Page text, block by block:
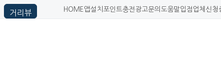
HOME 앱설치 포인트충전 광고문의 도움말입점업체신청